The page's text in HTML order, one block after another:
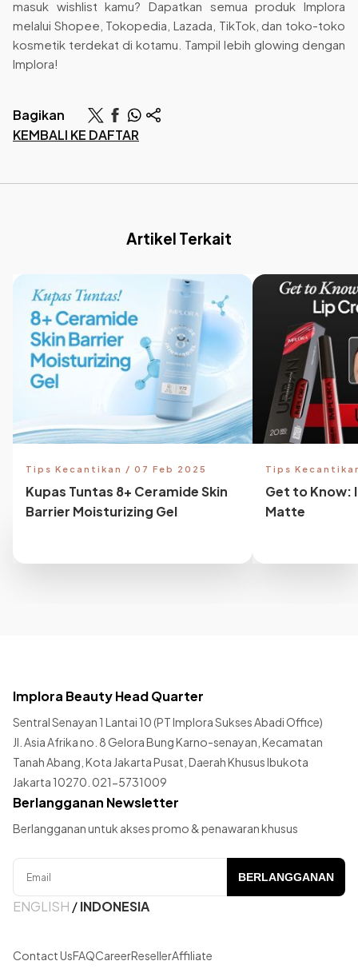
masuk wishlist kamu? Dapatkan semua produk Implora
melalui Shopee, Tokopedia, Lazada, TikTok, dan toko-toko
kosmetik terdekat di kotamu. Tampil lebih glowing dengan
Implora!
KEMBALI KE DAFTAR
Bagikan
Artikel Terkait
Tips Kecantikan / 07 Feb 2025
Kupas Tuntas 8+ Ceramide Skin
Barrier Moisturizing Gel
Tips
Get to Know:
Matte
Implora Beauty Head Quarter
Sentral Senayan 1 Lantai 10 (PT Implora Sukses Abadi Office)
Jl. Asia Afrika no. 8 Gelora Bung Karno-senayan, Kecamatan
Tanah Abang, Kota Jakarta Pusat, Daerah Khusus Ibukota
Jakarta 10270. 021-5731009
Berlangganan Newsletter
Berlangganan untuk akses promo & penawaran khusus
BERLANGGANAN
ENGLISH /INDONESIA
Contact UsFAQCareerResellerAffiliate